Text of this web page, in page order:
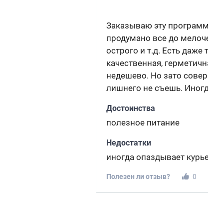
Заказываю эту
продумано все до
острого и т.д. Есть
качественная,
недешево. Но зато
лишнего не съешь.
Достоинства
полезное питание
Недостатки
иногда опаздывает
Полезен ли отзыв? 0